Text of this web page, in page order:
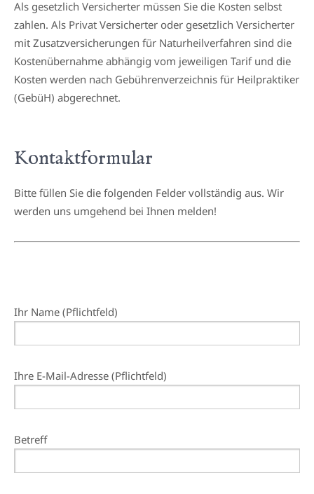
Als gesetzlich Versicherter müssen Sie die Kosten selbst
zahlen. Als Privat Versicherter oder gesetzlich Versicherter
mit Zusatzversicherungen für Naturheilverfahren sind die
Kostenübernahme abhängig vom jeweiligen Tarif und die
Kosten werden nach Gebührenverzeichnis für Heilpraktiker
(GebüH) abgerechnet.
Kontaktformular
Bitte füllen Sie die folgenden Felder vollständig aus. Wir
werden uns umgehend bei Ihnen melden!
Ihr Name (Pflichtfeld)
Ihre E-Mail-Adresse (Pflichtfeld)
Betreff